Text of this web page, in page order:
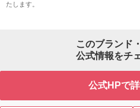
たします。
このブランド
公式情報をチ
公式HPで